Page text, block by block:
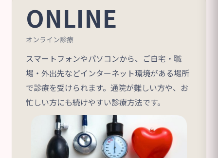
ONLINE
オンライン診療
スマートフォンやパソコンから、ご自宅・職
場・外出先などインターネット環境がある場所
で診療を受けられます。通院が難しい方や、お
忙しい方にも続けやすい診療方法です。